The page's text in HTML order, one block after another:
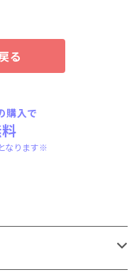
る
入で
なります※